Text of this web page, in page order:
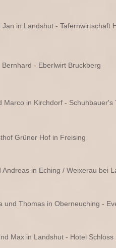
Jan in Landshut - Tafernwirtschaft
- Eberlwirt Bruckberg
Marco in Kirchdorf - Schuhbauer's
Grüner Hof in Freising
Andreas in Eching / Weixerau bei
und Thomas in Oberneuching -
Max in Landshut - Hotel Schloss